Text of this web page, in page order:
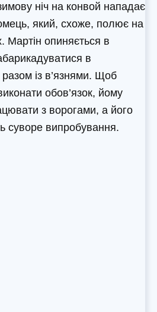
ніч на конвой нападає
який, схоже, полює на
Мартін опиняється в
в
разом із в’язнями. Щоб
обов’язок, йому
з ворогами, а його
суворе випробування.